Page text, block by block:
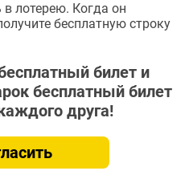
в лотерею. Когда он
бесплатную строку
билет и
бесплатный билет
друга!